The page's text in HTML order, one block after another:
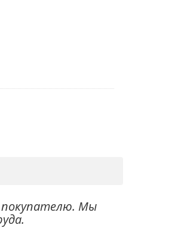
покупателю. Мы